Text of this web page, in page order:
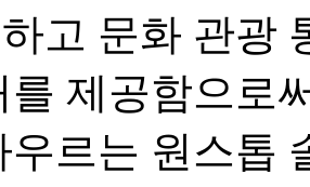
고 문화 관광
를 제공함으로
우르는 원스톱